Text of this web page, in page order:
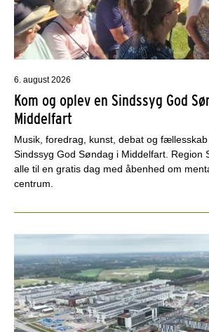
6. august 2026
Kom og oplev en Sindssyg God
Middelfart
Musik, foredrag, kunst, debat og
Sindssyg God Søndag i Middelfart. Region
alle til en gratis dag med åbenhed om
centrum.